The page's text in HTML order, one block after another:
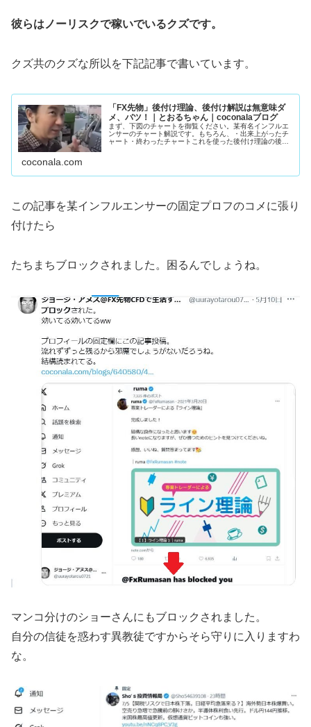
彼らはノーリスクで稼いでいるクズです。
クズ共のクズな所以を下記記事で書いています。
「FX先物」後付け理論、後付け解説は無意味ダ
メ、バツ！｜とおるちゃん｜coconalaブログ
まず、下図のチャートを御覧ください。某有名インフルエ
ンサーのチャート解説です。もちろん、・出来上がったチ
ャート・終わったチャートこれを使った後付け理論の後付
coconala.com
この記事を某インフルエンサーの固定プロフのコメに張り
付けたら
たちまちブロックされました。困るんでしょうね。
マンコ分けのショーさんにもブロックされました。
自分の信徒を惑わす異教徒ですからそら守りに入りますわ
な。